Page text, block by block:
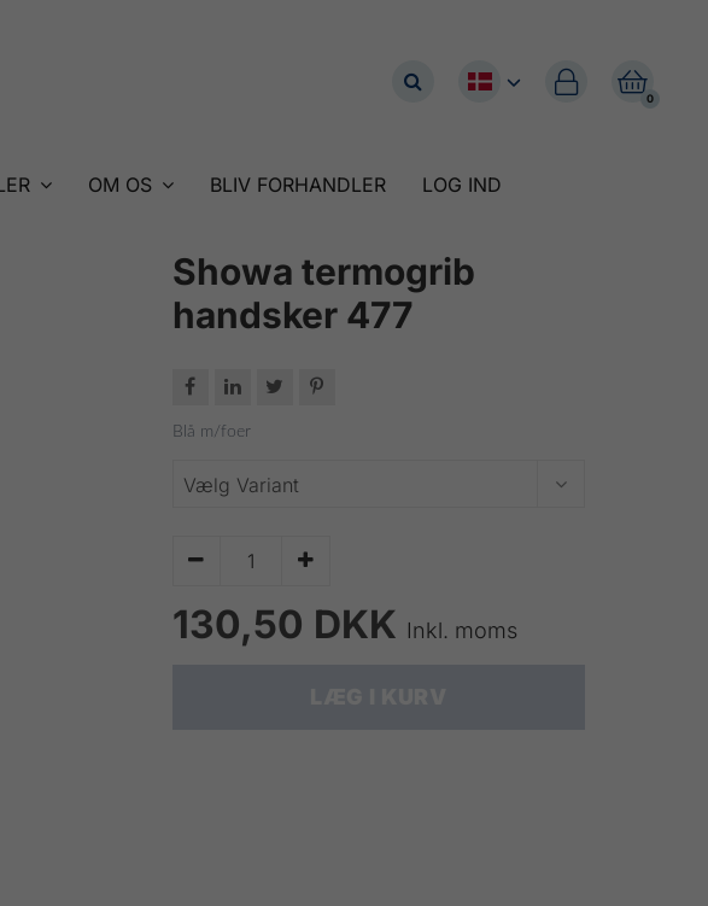

0

OM OS BLIV FORHANDLER LOG IND
Showa termogrib
handsker 477
   
Blå m/foer
 
130,50 DKK Inkl. moms